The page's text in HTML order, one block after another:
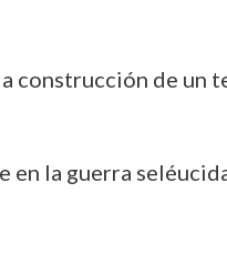
construcción de un
la guerra